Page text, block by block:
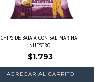
CHIPS DE BATATA CON SAL MARINA -
NUESTRO...
$1.793